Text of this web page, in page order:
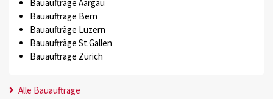
Bauaufträge Aargau
Bauaufträge Bern
Bauaufträge Luzern
Bauaufträge St.Gallen
Bauaufträge Zürich
Alle Bauaufträge